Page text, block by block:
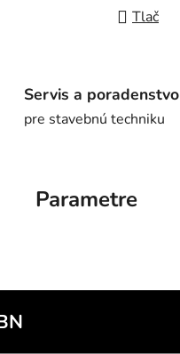
Tlač
Servis a poradenstvo
pre stavebnú techniku
Parametre